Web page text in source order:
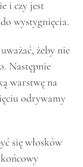
i czy jest
wystygnięcia.
żeby nie
Następnie
warstwę na
odrywamy
się włosków